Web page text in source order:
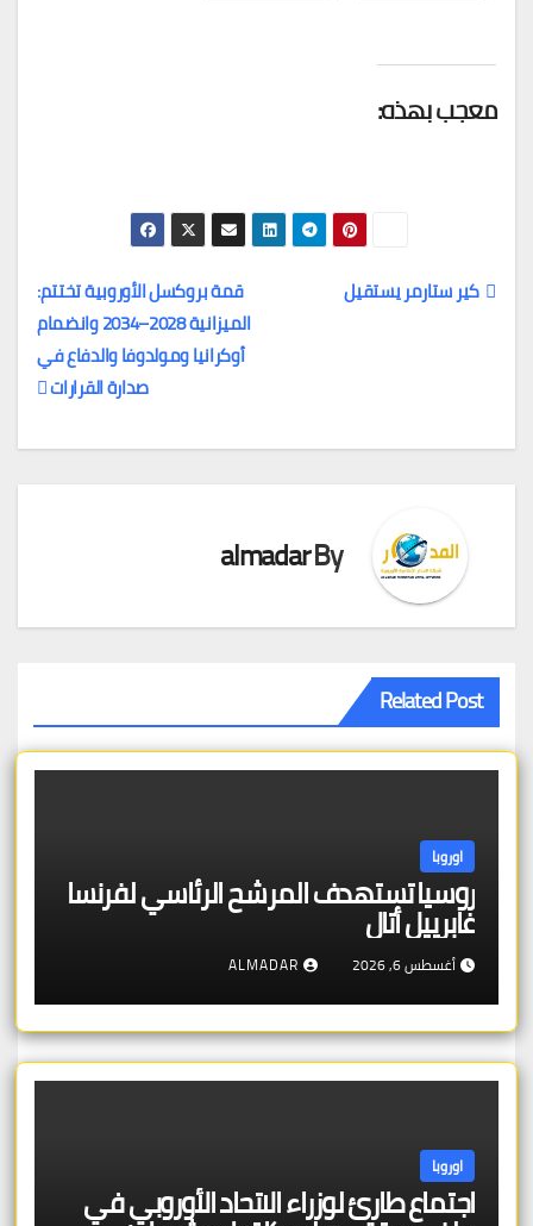
معجب بهذه:
قمة بروكسل الأوروبية تختتم:
الميزانية 2028–2034 وانضمام
أوكرانيا ومولدوفا والدفاع في
صدارة القرارات
كير ستارمر يستقيل
By
almadar
Related Post
اوروبا
روسيا تستهدف المرشح الرئاسي لفرنسا
غابرييل أتال
أغسطس 6, 2026 ALMADAR
اوروبا
اجتماع طارئ لوزراء الاتحاد الأوروبي في